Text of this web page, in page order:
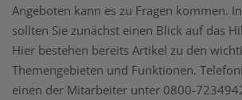
Angeboten kann es zu Fragen kommen.
sollten Sie zunächst einen Blick auf das
Hier bestehen bereits Artikel zu den
Themengebieten und Funktionen.
einen der Mitarbeiter unter 0800-